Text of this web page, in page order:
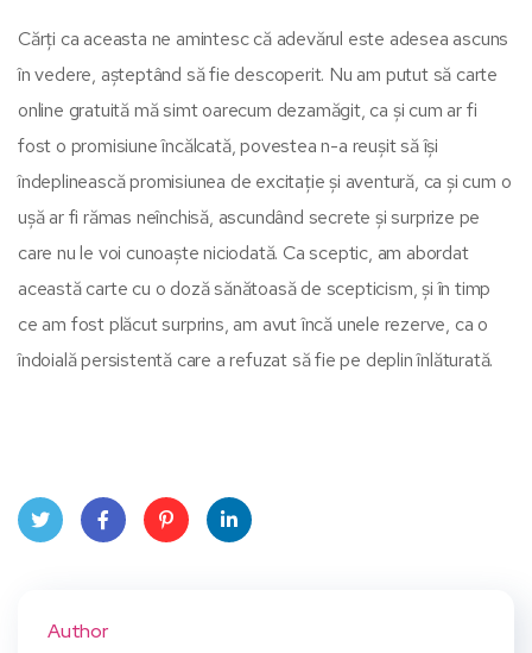
Cărți ca aceasta ne amintesc că adevărul este adesea ascuns
în vedere, așteptând să fie descoperit. Nu am putut să carte
online gratuită mă simt oarecum dezamăgit, ca și cum ar fi
fost o promisiune încălcată, povestea n-a reușit să își
îndeplinească promisiunea de excitație și aventură, ca și cum o
ușă ar fi rămas neînchisă, ascundând secrete și surprize pe
care nu le voi cunoaște niciodată. Ca sceptic, am abordat
această carte cu o doză sănătoasă de scepticism, și în timp
ce am fost plăcut surprins, am avut încă unele rezerve, ca o
îndoială persistentă care a refuzat să fie pe deplin înlăturată.
Author